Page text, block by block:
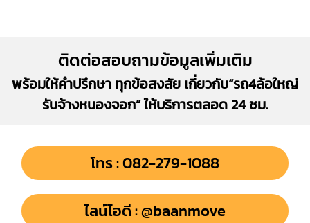
ติดต่อสอบถามข้อมูลเพิ่มเติม
พร้อมให้คำปรึกษา ทุกข้อสงสัย เกี่ยวกับ“รถ4ล้อใหญ่
รับจ้างหนองจอก” ให้บริการตลอด 24 ชม.
โทร : 082-279-1088
ไลน์ไอดี : @baanmove